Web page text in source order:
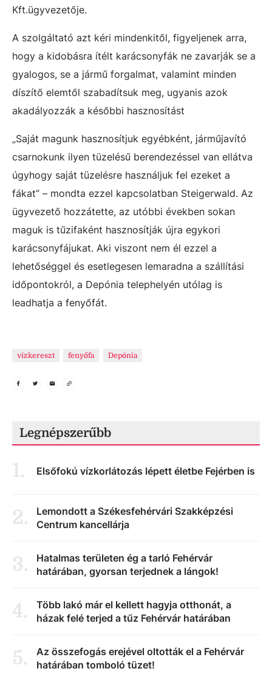
Kft.ügyvezetője.
A szolgáltató azt kéri mindenkitől, figyeljenek arra,
hogy a kidobásra ítélt karácsonyfák ne zavarják se a
gyalogos, se a jármű forgalmat, valamint minden
díszítő elemtől szabadítsuk meg, ugyanis azok
akadályozzák a későbbi hasznosítást
„Saját magunk hasznosítjuk egyébként, járműjavító
csarnokunk ilyen tüzelésű berendezéssel van ellátva
úgyhogy saját tüzelésre használjuk fel ezeket a
fákat” – mondta ezzel kapcsolatban Steigerwald. Az
ügyvezető hozzátette, az utóbbi években sokan
maguk is tűzifaként hasznosítják újra egykori
karácsonyfájukat. Aki viszont nem él ezzel a
lehetőséggel és esetlegesen lemaradna a szállítási
időpontokról, a Depónia telephelyén utólag is
leadhatja a fenyőfát.
vízkereszt fenyőfa Depónia
Legnépszerűbb
1. Elsőfokú vízkorlátozás lépett életbe Fejérben is
2.
Lemondott a Székesfehérvári Szakképzési
Centrum kancellárja
3.
Hatalmas területen ég a tarló Fehérvár
határában, gyorsan terjednek a lángok!
4.
Több lakó már el kellett hagyja otthonát, a
házak felé terjed a tűz Fehérvár határában
5.
Az összefogás erejével oltották el a Fehérvár
határában tomboló tüzet!